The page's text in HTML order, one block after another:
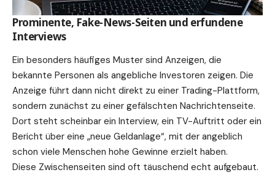
Prominente, Fake-News-Seiten und erfundene
Interviews
Ein besonders häufiges Muster sind Anzeigen, die
bekannte Personen als angebliche Investoren zeigen. Die
Anzeige führt dann nicht direkt zu einer Trading-Plattform,
sondern zunächst zu einer gefälschten Nachrichtenseite.
Dort steht scheinbar ein Interview, ein TV-Auftritt oder ein
Bericht über eine „neue Geldanlage“, mit der angeblich
schon viele Menschen hohe Gewinne erzielt haben.
Diese Zwischenseiten sind oft täuschend echt aufgebaut.